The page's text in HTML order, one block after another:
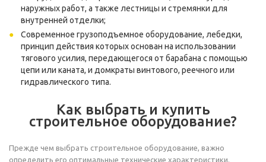
наружных работ, а также лестницы и стремянки для
внутренней отделки;
Современное грузоподъемное оборудование, лебедки,
принцип действия которых основан на использовании
тягового усилия, передающегося от барабана с помощью
цепи или каната, и домкраты винтового, реечного или
гидравлического типа.
Как выбрать и купить
строительное оборудование?
Прежде чем выбрать строительное оборудование, важно
определить его оптимальные технические характеристики.